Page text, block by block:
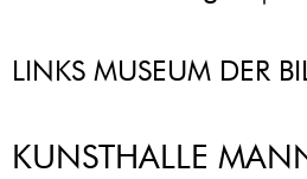
LINKS MUSEUM DER
KUNSTHALLE